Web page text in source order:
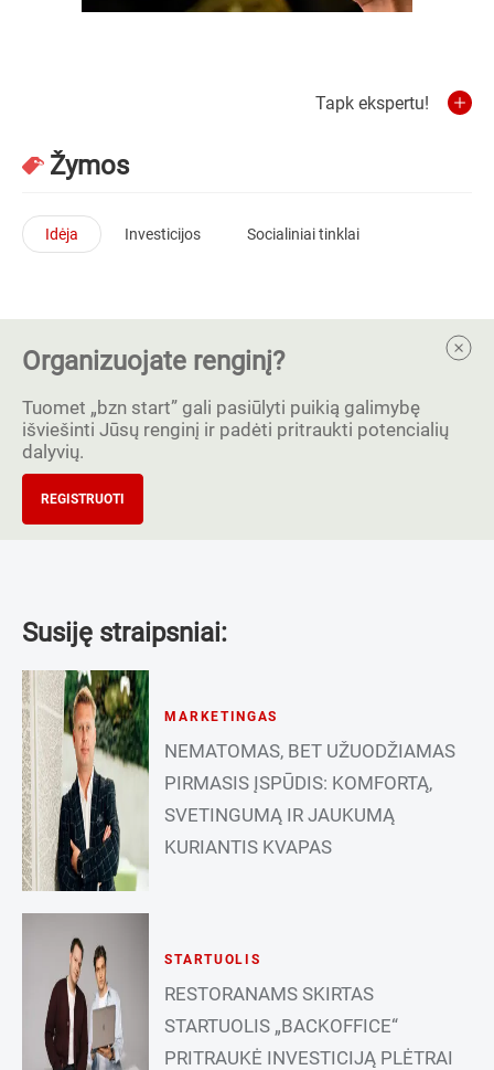
Tapk ekspertu!
Žymos
Idėja Investicijos Socialiniai tinklai
Organizuojate renginį?
Tuomet „bzn start” gali pasiūlyti puikią galimybę
išviešinti Jūsų renginį ir padėti pritraukti potencialių
dalyvių.
REGISTRUOTI
Susiję straipsniai:
MARKETINGAS
NEMATOMAS, BET UŽUODŽIAMAS
PIRMASIS ĮSPŪDIS: KOMFORTĄ,
SVETINGUMĄ IR JAUKUMĄ
KURIANTIS KVAPAS
STARTUOLIS
RESTORANAMS SKIRTAS
STARTUOLIS „BACKOFFICE“
PRITRAUKĖ INVESTICIJĄ PLĖTRAI